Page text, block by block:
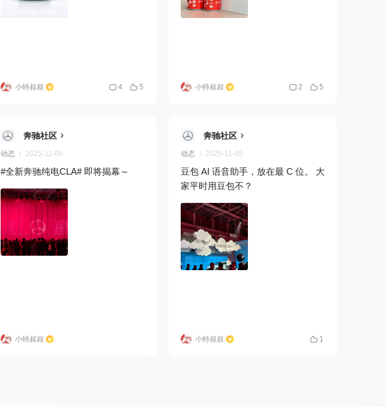
小特叔叔 4 5 小特叔叔 2 5
奔驰社区
动态 2025-11-05
#全新奔驰纯电CLA# 即将揭幕～
小特叔叔
奔驰社区
动态 2025-11-05
豆包 AI 语音助手，放在最 C 位。 大
家平时用豆包不？
小特叔叔 1